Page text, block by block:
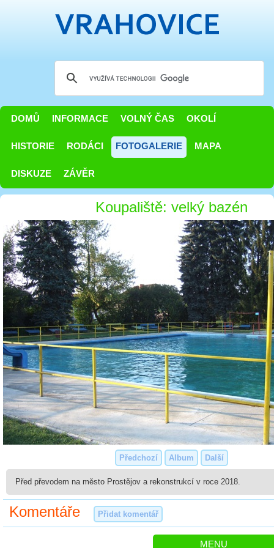
DOMŮ INFORMACE VOLNÝ ČAS OKOLÍ
HISTORIE RODÁCI FOTOGALERIE MAPA
DISKUZE ZÁVĚR
Koupaliště: velký bazén
Předchozí Album Další
Před převodem na město Prostějov a rekonstrukcí v roce 2018.
Komentáře Přidat komentář
MENU